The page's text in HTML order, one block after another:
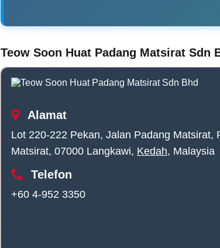
Teow Soon Huat Padang Matsirat Sdn
Alamat
Lot 220-222 Pekan, Jalan Padang Matsirat,
Matsirat, 07000 Langkawi, Kedah, Malaysia
Telefon
+60 4-952 3350